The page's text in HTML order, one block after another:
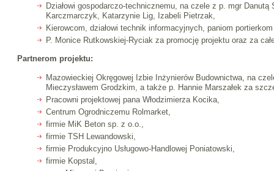
Działowi gospodarczo-technicznemu, na czele z p. mgr Danutą
Karczmarczyk, Katarzynie Lig, Izabeli Pietrzak,
Kierowcom, działowi technik informacyjnych, paniom
P. Monice Rutkowskiej-Ryciak za promocję projektu oraz za
Partnerom projektu:
Mazowieckiej Okręgowej Izbie Inżynierów Budownictwa, na
Mieczysławem Grodzkim, a także p. Hannie Marszałek za
Pracowni projektowej pana Włodzimierza Kocika,
Centrum Ogrodniczemu Rolmarket,
firmie MiK Beton sp. z o.o.,
firmie TSH Lewandowski,
firmie Produkcyjno Usługowo-Handlowej Poniatowski,
firmie Kopstal,